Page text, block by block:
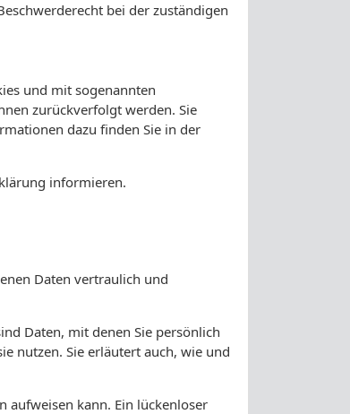
bei der zuständigen
und mit sogenannten
zurückverfolgt werden. Sie
dazu finden Sie in der
informieren.
Daten vertraulich und
Daten, mit denen Sie persönlich
nutzen. Sie erläutert auch, wie und
aufweisen kann. Ein lückenloser